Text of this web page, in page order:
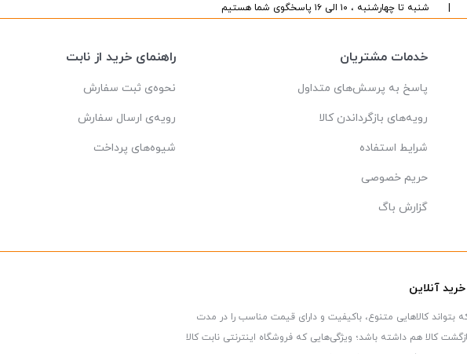
شنبه تا چهارشنبه ، ۱۰ الی ۱۶ پاسخگوی شما هستیم
خدمات مشتریان
پاسخ به پرسش‌های متداول
رویه‌های بازگرداندن کالا
شرایط استفاده
حریم خصوصی
گزارش باگ
راهنمای خرید از نابت
نحوه‌ی ثبت سفارش
رویه‌ی ارسال سفارش
شیوه‌های پرداخت
آنلاین
کالاهایی متنوع، باکیفیت و دارای قیمت مناسب را در مدت
کالا هم داشته باشد؛ ویژگی‌هایی که فروشگاه اینترنتی نابت کالا